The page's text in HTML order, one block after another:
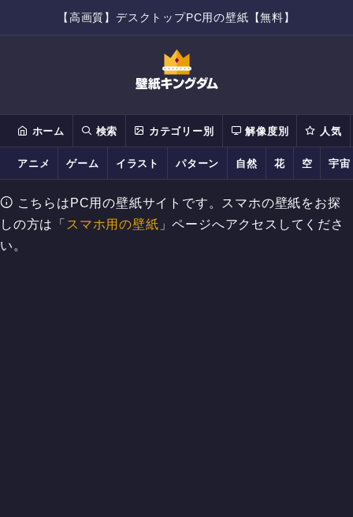
【高画質】デスクトップPC用の壁紙【無料】
ホーム 検索 カテゴリー別 解像度別 人気
アニメ ゲーム イラスト パターン 自然 花 空 宇宙
こちらはPC用の壁紙サイトです。スマホの壁紙をお探
しの方は「 スマホ用の壁紙 」ページへアクセスしてくださ
い。